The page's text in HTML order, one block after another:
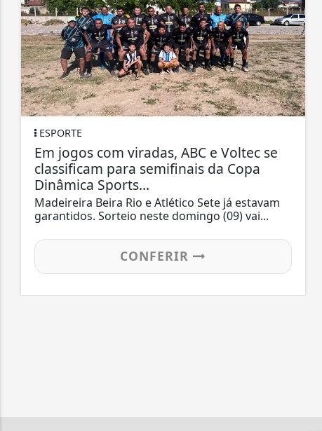
ESPORTE
Em jogos com viradas, ABC e Voltec se
classificam para semifinais da Copa
Dinâmica Sports...
Madeireira Beira Rio e Atlético Sete já estavam
garantidos. Sorteio neste domingo (09) vai...
CONFERIR